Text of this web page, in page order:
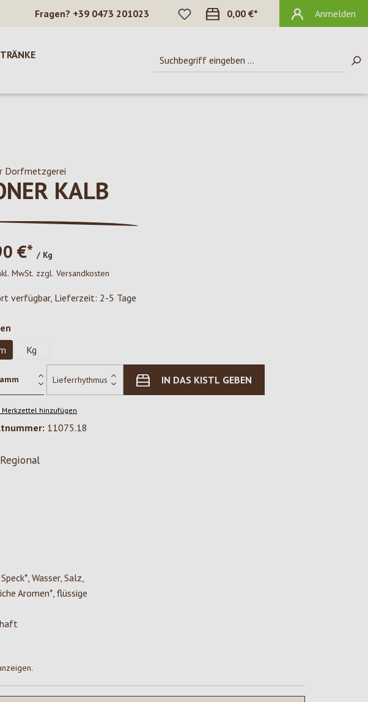
Fragen? +39 0473 201023
DU HAST 0 PRODUKTE AUF DEM
0,00 €* Anmelden
Dorfmetzgerei
KALB
€* / Kg
MwSt. zzgl. Versandkosten
verfügbar, Lieferzeit: 2-5 Tage
Kg
IN DAS KISTL GEBEN
Merkzettel hinzufügen
11075.18
Regional
Wasser, Salz,
Aromen*, flüssige